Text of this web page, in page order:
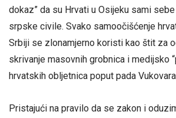
dokaz” da su Hrvati u Osijeku sami
srpske civile. Svako samoočišćenje
Srbiji se zlonamjerno koristi kao štit za
skrivanje masovnih grobnica i medijsko
hrvatskih obljetnica poput pada
Pristajući na pravilo da se zakon i